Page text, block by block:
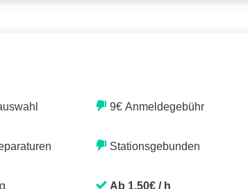
9€ Anmeldegebühr
Stationsgebunden
Ab 1,50€ / h